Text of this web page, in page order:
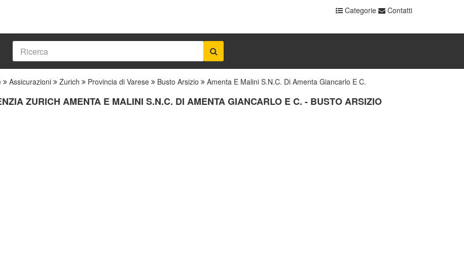
Categorie Contatti
Assicurazioni Zurich Provincia di Varese Busto Arsizio Amenta E Malini S.N.C. Di Amenta Giancarlo E C.
ZURICH AMENTA E MALINI S.N.C. DI AMENTA GIANCARLO E C. - BUSTO ARSIZIO